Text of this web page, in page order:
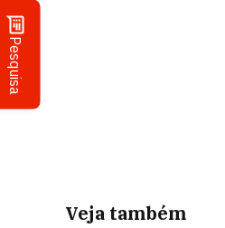
Pesquisa
Veja também